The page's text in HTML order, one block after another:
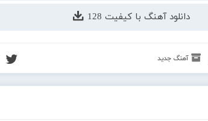
دانلود آهنگ با کیفیت 128
آهنگ جدید